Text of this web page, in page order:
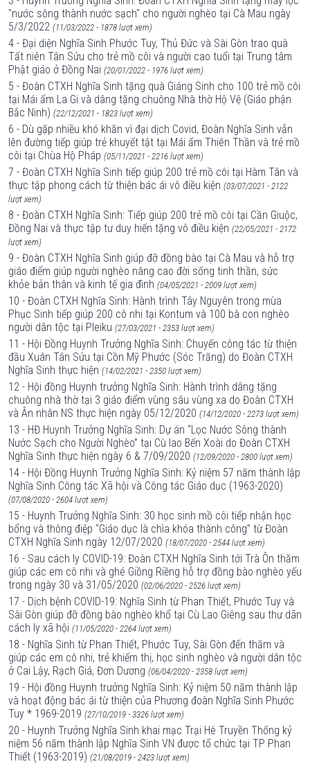
"nước sông thành nước sạch" cho người nghèo tại Cà Mau ngày
5/3/2022 (11/03/2022 - 1878 lượt xem)
4 - Đại diện Nghĩa Sinh Phước Tuy, Thủ Đức và Sài Gòn trao quà
Tất niên Tân Sửu cho trẻ mồ côi và người cao tuổi tại Trung tâm
Phật giáo ở Đồng Nai (20/01/2022 - 1976 lượt xem)
5 - Đoàn CTXH Nghĩa Sinh tặng quà Giáng Sinh cho 100 trẻ mồ côi
tại Mái ấm La Gi và dâng tặng chuông Nhà thờ Hộ Vệ (Giáo phận
Bắc Ninh) (22/12/2021 - 1823 lượt xem)
6 - Dù gặp nhiều khó khăn vì đại dịch Covid, Đoàn Nghĩa Sinh vẫn
lên đường tiếp giúp trẻ khuyết tật tại Mái ấm Thiên Thần và trẻ mồ
côi tại Chùa Hộ Pháp (05/11/2021 - 2216 lượt xem)
7 - Đoàn CTXH Nghĩa Sinh tiếp giúp 200 trẻ mồ côi tại Hàm Tân và
thực tập phong cách từ thiện bác ái vô điều kiện (03/07/2021 - 2122
lượt xem)
8 - Đoàn CTXH Nghĩa Sinh: Tiếp giúp 200 trẻ mồ côi tại Cần Giuộc,
Đồng Nai và thực tập tư duy hiến tặng vô điều kiện (22/05/2021 - 2172
lượt xem)
9 - Đoàn CTXH Nghĩa Sinh giúp đỡ đồng bào tại Cà Mau và hỗ trợ
giáo điểm giúp người nghèo nâng cao đời sống tinh thần, sức
khỏe bản thân và kinh tế gia đình (04/05/2021 - 2009 lượt xem)
10 - Đoàn CTXH Nghĩa Sinh: Hành trình Tây Nguyên trong mùa
Phục Sinh tiếp giúp 200 cô nhi tại Kontum và 100 bà con nghèo
người dân tộc tại Pleiku (27/03/2021 - 2353 lượt xem)
11 - Hội Đồng Huynh Trưởng Nghĩa Sinh: Chuyến công tác từ thiện
đầu Xuân Tân Sửu tại Cồn Mỹ Phước (Sóc Trăng) do Đoàn CTXH
Nghĩa Sinh thực hiện (14/02/2021 - 2350 lượt xem)
12 - Hội đồng Huynh trưởng Nghĩa Sinh: Hành trình dâng tặng
chuông nhà thờ tại 3 giáo điểm vùng sâu vùng xa do Đoàn CTXH
và Ân nhân NS thực hiện ngày 05/12/2020 (14/12/2020 - 2273 lượt xem)
13 - HĐ Huynh Trưởng Nghĩa Sinh: Dự án “Lọc Nước Sông thành
Nước Sạch cho Người Nghèo” tại Cù lao Bến Xoài do Đoàn CTXH
Nghĩa Sinh thực hiện ngày 6 & 7/09/2020 (12/09/2020 - 2800 lượt xem)
14 - Hội Đồng Huynh Trưởng Nghĩa Sinh: Kỷ niệm 57 năm thành lập
Nghĩa Sinh Công tác Xã hội và Công tác Giáo dục (1963-2020)
(07/08/2020 - 2604 lượt xem)
15 - Huynh Trưởng Nghĩa Sinh: 30 học sinh mồ côi tiếp nhận học
bổng và thông điệp “Giáo dục là chìa khóa thành công” từ Đoàn
CTXH Nghĩa Sinh ngày 12/07/2020 (18/07/2020 - 2544 lượt xem)
16 - Sau cách ly COVID-19: Đoàn CTXH Nghĩa Sinh tới Trà Ôn thăm
giúp các em cô nhi và ghé Giồng Riềng hỗ trợ đồng bào nghèo yếu
trong ngày 30 và 31/05/2020 (02/06/2020 - 2526 lượt xem)
17 - Dịch bệnh COVID-19: Nghĩa Sinh từ Phan Thiết, Phước Tuy và
Sài Gòn giúp đỡ đồng bào nghèo khổ tại Cù Lao Giêng sau thư dãn
cách ly xã hội (11/05/2020 - 2264 lượt xem)
18 - Nghĩa Sinh từ Phan Thiết, Phước Tuy, Sài Gòn đến thăm và
giúp các em cô nhi, trẻ khiếm thị, học sinh nghèo và người dân tộc
ở Cai Lậy, Rạch Giá, Đơn Dương (06/04/2020 - 2358 lượt xem)
19 - Hội đồng Huynh trưởng Nghĩa Sinh: Kỷ niệm 50 năm thành lập
và hoạt động bác ái từ thiện của Phương đoàn Nghĩa Sinh Phước
Tuy * 1969-2019 (27/10/2019 - 3326 lượt xem)
20 - Huynh Trưởng Nghĩa Sinh khai mạc Trại Hè Truyền Thống kỷ
niệm 56 năm thành lập Nghĩa Sinh VN được tổ chức tại TP Phan
Thiết (1963-2019) (21/08/2019 - 2423 lượt xem)